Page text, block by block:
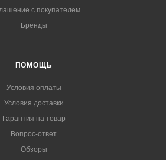
с покупателем
Бренды
ПОМОЩЬ
Условия оплаты
Условия доставки
Гарантия на товар
Вопрос-ответ
Обзоры